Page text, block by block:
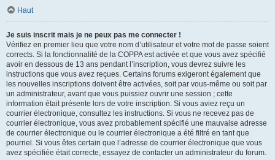
Haut
Je suis inscrit mais je ne peux pas me connecter !
Vérifiez en premier lieu que votre nom d’utilisateur et votre mot de passe soient
corrects. Si la fonctionnalité de la COPPA est activée et que vous avez spécifié
avoir en dessous de 13 ans pendant l’inscription, vous devrez suivre les
instructions que vous avez reçues. Certains forums exigeront également que
les nouvelles inscriptions doivent être activées, soit par vous-même ou soit par
un administrateur, avant que vous puissiez ouvrir une session ; cette
information était présente lors de votre inscription. Si vous aviez reçu un
courrier électronique, consultez les instructions. Si vous ne recevez pas de
courrier électronique, vous avez probablement spécifié une mauvaise adresse
de courrier électronique ou le courrier électronique a été filtré en tant que
pourriel. Si vous êtes certain que l’adresse de courrier électronique que vous
avez spécifiée était correcte, essayez de contacter un administrateur du forum.